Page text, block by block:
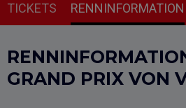
TICKETS RENNINFORMATION
GRAND PRIX VON